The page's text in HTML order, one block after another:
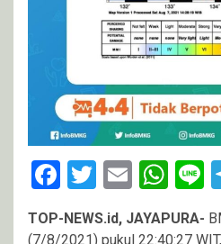
Facebook
Twitter
Email
TOP-NEWS.id, JAYAPURA-
(7/8/2021) pukul 22:40:27